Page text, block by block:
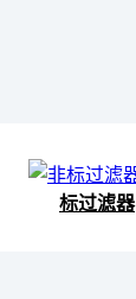
标过滤器